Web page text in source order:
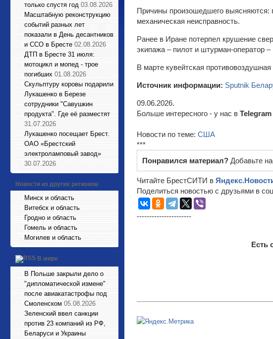
только спустя год 03.08.2026
Масштабную реконструкцию
событий разных лет
показали в День десантников
и ССО в Бресте 02.08.2026
ДТП в Бресте 31 июля:
мотоцикл и мопед - трое
погибших 01.08.2026
Cкульптуру коровы подарили
Лукашенко в Березе
сотрудники "Савушкин
продукта". Где её разместят
31.07.2026
Лукашенко посещает Брест.
ОАО «Брестский
электроламповый завод»
30.07.2026
Новости из других регионов
Минск и область
Витебск и область
Гродно и область
Гомель и область
Могилев и область
В мире
В Польше закрыли дело о
"дипломатической измене"
после авиакатастрофы под
Смоленском 05.08.2026
Зеленский ввел санкции
против 23 компаний из РФ,
Беларуси и Украины
Причины произошедшего выясняются:
механическая неисправность.
Ранее в Иране потерпел крушение
экипажа – пилот и штурман-оператор
В марте кувейтская
Источник информации: Sputnik
09.06.2026.
Больше интересного - у нас в Telegram
Новости по теме: США
***
Понравился материал? Добавьте
Читайте БрестСИТИ в
Поделиться новостью с друзьями в
----------------------
Есть